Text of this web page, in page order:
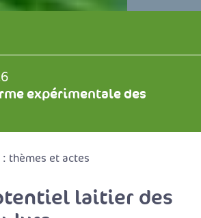
expérimentale des
thèmes et actes
laitier des